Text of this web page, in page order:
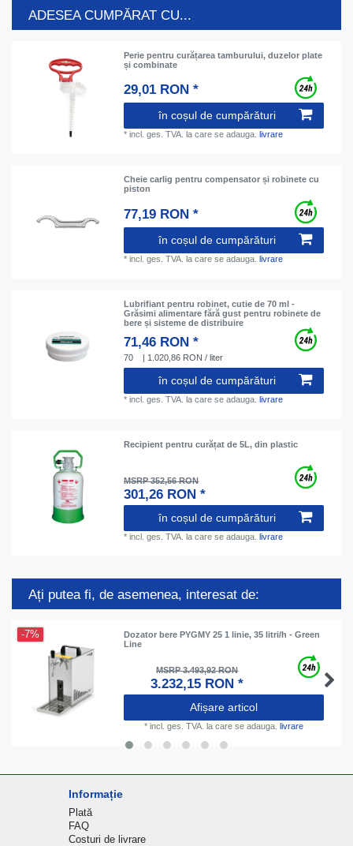
ADESEA CUMPĂRAT CU...
Perie pentru curățarea tamburului, duzelor plate
și combinate
29,01 RON *
în coșul de cumpărături
*incl. ges. TVA. la care se adauga. livrare
Cheie carlig pentru compensator și robinete cu
piston
77,19 RON *
în coșul de cumpărături
*incl. ges. TVA. la care se adauga.livrare
Lubrifiant pentru robinet, cutie de 70 ml -
Grăsimi alimentare fără gust pentru robinete de
bere și sisteme de distribuire
71,46 RON *
70 | 1.020,86 RON / liter
în coșul de cumpărături
*incl. ges. TVA. la care se adauga.livrare
Recipient pentru curățat de 5L, din plastic
MSRP 352,56 RON
301,26 RON *
în coșul de cumpărături
*incl. ges. TVA. la care se adauga.livrare
Ați putea fi, de asemenea, interesat de:
-7%
Dozator bere PYGMY 25 1 linie, 35 litri/h - Green
Line
MSRP 3.493,92 RON
3.232,15 RON *
Afișare articol
* incl. ges. TVA. la care se adauga. livrare
Informație
Plată
FAQ
Costuri de livrare